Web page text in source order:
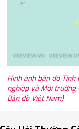
Hình ảnh bản đồ Tỉnh
nghiệp và Môi trường
Bản đồ Việt Nam)